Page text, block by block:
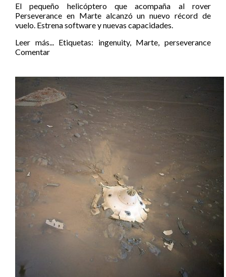
El pequeño helicóptero que acompaña al rover
Perseverance en Marte alcanzó un nuevo récord de
vuelo. Estrena software y nuevas capacidades.
Leer más... Etiquetas: ingenuity, Marte,perseverance
Comentar